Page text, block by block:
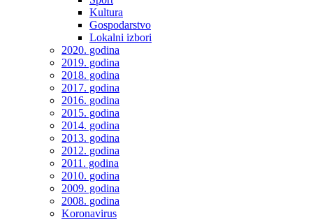
Kultura
Gospodarstvo
Lokalni izbori
2020. godina
2019. godina
2018. godina
2017. godina
2016. godina
2015. godina
2014. godina
2013. godina
2012. godina
2011. godina
2010. godina
2009. godina
2008. godina
Koronavirus